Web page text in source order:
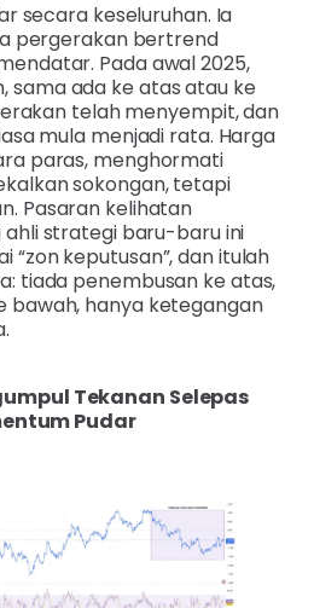
secara keseluruhan. Ia
pergerakan bertrend
Pada awal 2025,
ada ke atas atau ke
telah menyempit, dan
mula menjadi rata. Harga
paras, menghormati
sokongan, tetapi
Pasaran kelihatan
strategi baru-baru ini
“zon keputusan”, dan itulah
tiada penembusan ke atas,
bawah, hanya ketegangan
Tekanan Selepas
Pudar